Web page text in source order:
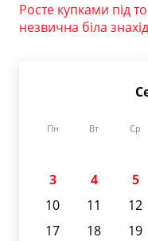
Росте купками під
незвична біла
Пн Вт Ср
3
4 5
10
11 12
17
18 19